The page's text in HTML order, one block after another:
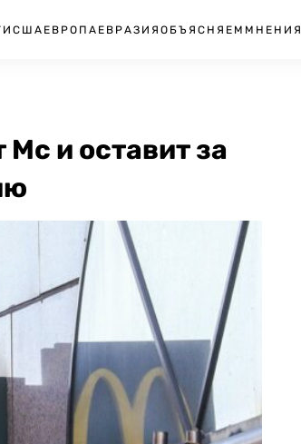
США ЕВРОПА ЕВРАЗИЯ ОБЪЯСНЯЕМ МНЕНИЯ
и оставит за